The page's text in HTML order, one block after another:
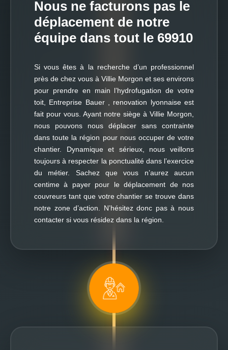
Nous ne facturons pas le
déplacement de notre
équipe dans tout le 69910
Si vous êtes à la recherche d’un professionnel
près de chez vous à Villie Morgon et ses environs
pour prendre en main l’hydrofugation de votre
toit, Entreprise Bauer , renovation lyonnaise est
fait pour vous. Ayant notre siège à Villie Morgon,
nous pouvons nous déplacer sans contrainte
dans toute la région pour nous occuper de votre
chantier. Dynamique et sérieux, nous veillons
toujours à respecter la ponctualité dans l’exercice
du métier. Sachez que vous n’aurez aucun
centime à payer pour le déplacement de nos
couvreurs tant que votre chantier se trouve dans
notre zone d’action. N’hésitez donc pas à nous
contacter si vous résidez dans la région.